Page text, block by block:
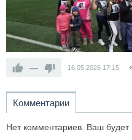
— 16.05.2026 17:15
Комментарии
Нет комментариев. Ваш